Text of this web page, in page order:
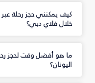
كيف يمكنني حجز رحلة عبر
خلال فلاي دبي؟
ما هو أفضل وقت لحجز
اليونان؟